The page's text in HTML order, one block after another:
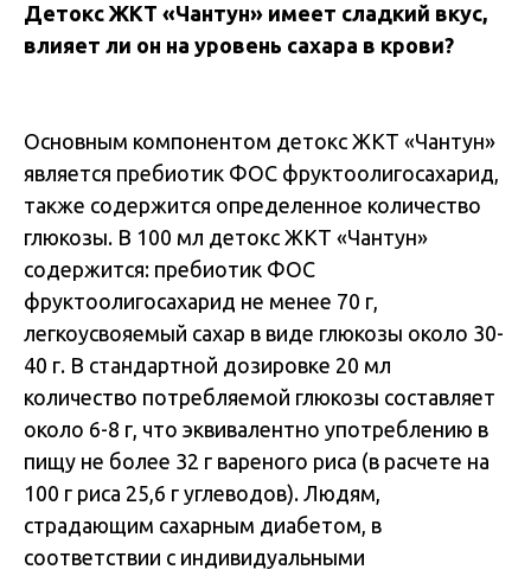
Детокс ЖКТ «Чантун» имеет сладкий вкус,
влияет ли он на уровень сахара в крови?
Основным компонентом детокс ЖКТ «Чантун»
является пребиотик ФОС фруктоолигосахарид,
также содержится определенное количество
глюкозы. В 100 мл детокс ЖКТ «Чантун»
содержится: пребиотик ФОС
фруктоолигосахарид не менее 70 г,
легкоусвояемый сахар в виде глюкозы около 30-
40 г. В стандартной дозировке 20 мл
количество потребляемой глюкозы составляет
около 6-8 г, что эквивалентно употреблению в
пищу не более 32 г вареного риса (в расчете на
100 г риса 25,6 г углеводов). Людям,
страдающим сахарным диабетом, в
соответствии с индивидуальными